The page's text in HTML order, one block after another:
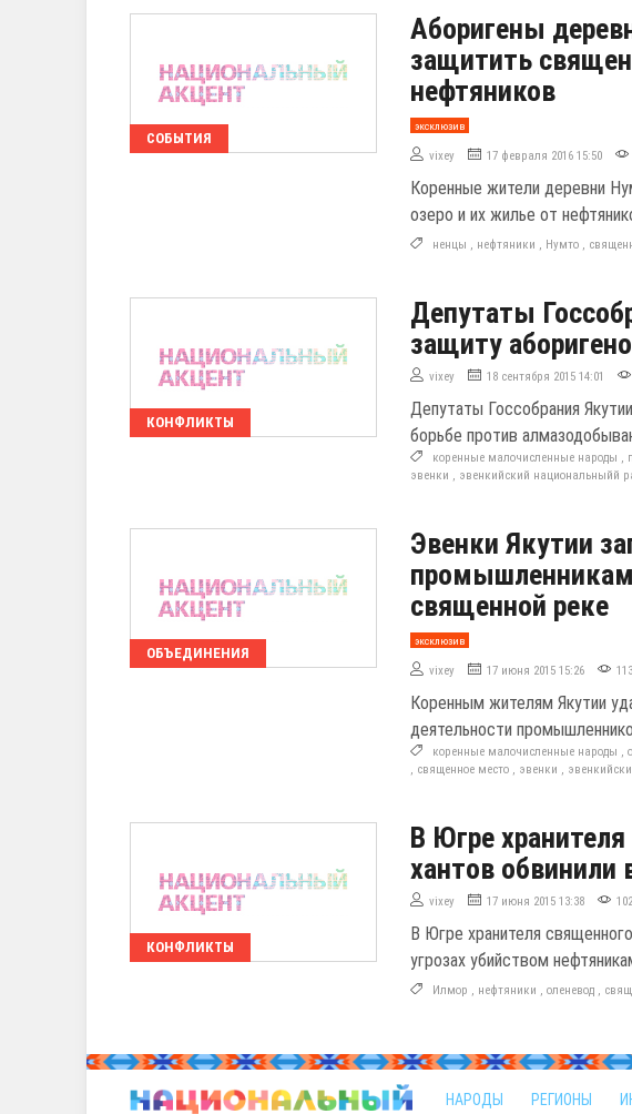
СОБЫТИЯ
Аборигены
защитить
нефтяников
эксклюзив
vixey 17 февраля 2016 15:50
Коренные жители деревни
озеро и их жилье от
ненцы , нефтяники , Нумто ,
КОНФЛИКТЫ
Депутаты
защиту
vixey 18 сентября 2015 14:01
Депутаты Госсобрания
борьбе против
коренные малочисленные народы ,
эвенки , эвенкийский национальныйй
ОБЪЕДИНЕНИЯ
Эвенки Якутии
священной реке
эксклюзив
vixey 17 июня 2015 15:26
Коренным жителям Якутии
деятельности
коренные малочисленные народы ,
, священное место , эвенки ,
КОНФЛИКТЫ
В Югре
хантов обвинили
vixey 17 июня 2015 13:38
В Югре хранителя
угрозах убийством
Илмор , нефтяники ,оленевод ,
НАРОДЫ РЕГИОНЫ